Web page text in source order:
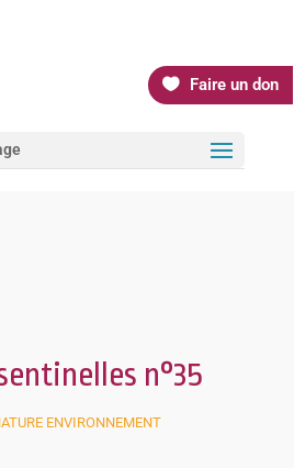
Faire un don
n°35
ENVIRONNEMENT